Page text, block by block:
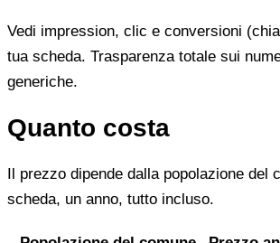
Vedi impression, clic e conversioni
tua scheda. Trasparenza totale sui
generiche.
Quanto costa
Il prezzo dipende dalla popolazione del
scheda, un anno, tutto incluso.